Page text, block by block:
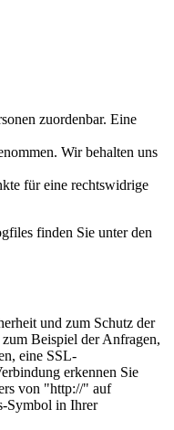
zuordenbar. Eine
Wir behalten uns
für eine rechtswidrige
finden Sie unter den
und zum Schutz der
Beispiel der Anfragen,
eine SSL-
erkennen Sie
von "http://" auf
Symbol in Ihrer